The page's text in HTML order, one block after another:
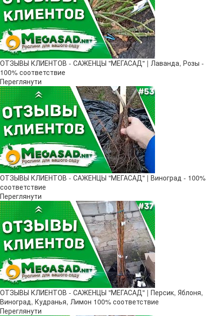
ОТЗЫВЫ КЛИЕНТОВ - САЖЕНЦЫ "МЕГАСАД" | Лаванда, Розы -
100% соответствие
Переглянути
ОТЗЫВЫ КЛИЕНТОВ - САЖЕНЦЫ "МЕГАСАД" | Виноград - 100%
соответствие
Переглянути
ОТЗЫВЫ КЛИЕНТОВ - САЖЕНЦЫ "МЕГАСАД" | Персик, Яблоня,
Виноград, Кудранья, Лимон 100% соответствие
Переглянути